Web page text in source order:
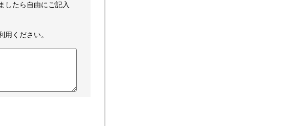
したら自由にご記入
用ください。